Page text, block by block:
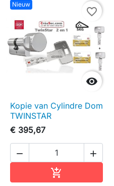
Nieuw

favorite_border
Kopie van Cylindre Dom
TWINSTAR
€ 395,67
 
